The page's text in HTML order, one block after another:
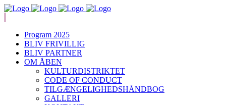
Program 2025
BLIV FRIVILLIG
BLIV PARTNER
OM ÅBEN
KULTURDISTRIKTET
CODE OF CONDUCT
TILGÆNGELIGHEDSHÅNDBOG
GALLERI